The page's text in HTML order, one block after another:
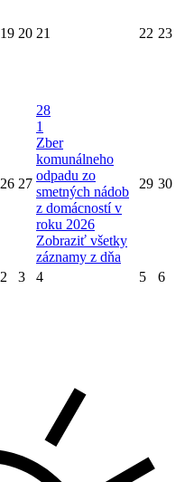
19 20 21 22 23
26 27
28
1
Zber
komunálneho
odpadu zo
smetných nádob
z domácností v
roku 2026
Zobraziť všetky
záznamy z dňa
29 30
2 3 4 5 6